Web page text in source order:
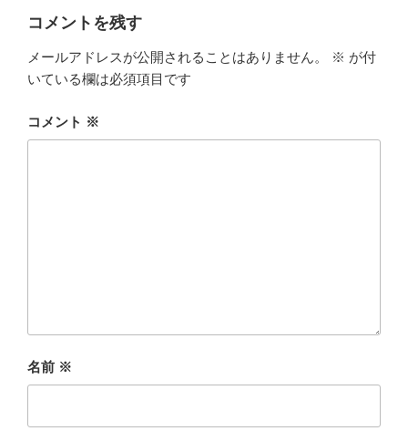
コメントを残す
メールアドレスが公開されることはありません。 ※ が付
いている欄は必須項目です
コメント ※
名前 ※